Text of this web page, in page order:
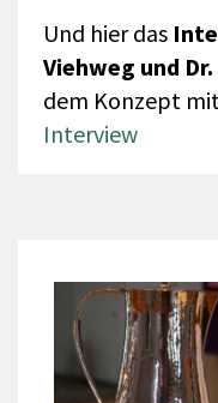
Und hier das
Viehweg und
dem Konzept
Interview